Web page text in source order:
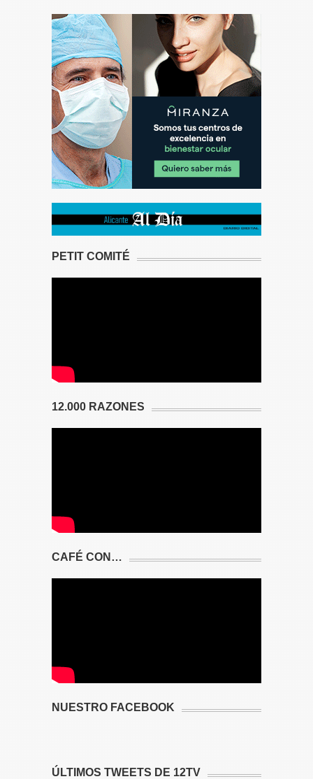
PETIT COMITÉ
12.000 RAZONES
CAFÉ CON…
NUESTRO FACEBOOK
ÚLTIMOS TWEETS DE 12TV